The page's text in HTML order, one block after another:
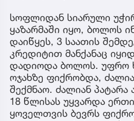
სოფლიდან სიარული
ყაზარმაში იყო, ბოლოს
დაიწყეს, 3 საათის
კრედიტით მანქანაც
დადიოდა ბოლოს. უფრო
ოჯახზე ფიქრობდა,
შექმნაო. ძალიან პატარა
18 წლისას უყვარდა
ყოველთვის ბევრს